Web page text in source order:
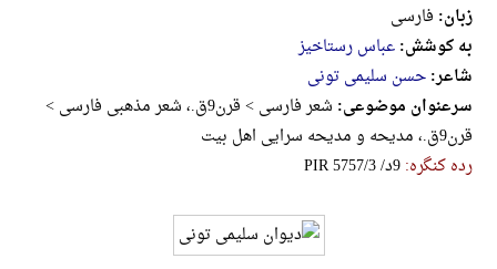
زبان: فارسی
به کوشش:عباس رستاخیز
شاعر:حسن سلیمی تونی
سرعنوان موضوعی:
شعر فارسی > قرن9ق.، شعر مذهبی فارسی >
قرن9ق.، مدیحه و مدیحه سرایی اهل بیت
رده کنگره:‎P‎I‎R‎ ‎5‎7‎5‎7‎/‎3‎ ‎/‎د‎9